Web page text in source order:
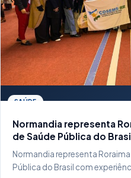
SAÚDE
Normandia representa
de Saúde Pública do
Normandia representa
Pública do Brasil com